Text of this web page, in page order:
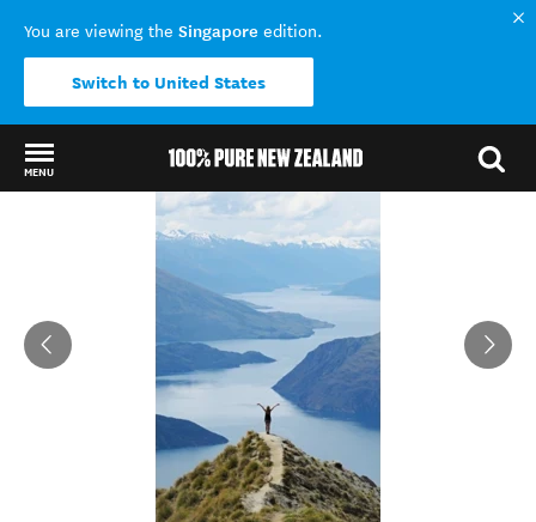
You are viewing the Singapore edition.
Switch to United States
MENU
Back to my results